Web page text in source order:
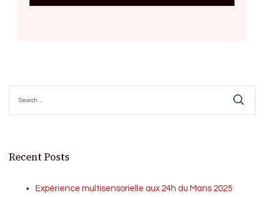
for:
Recent Posts
Expérience multisensorielle aux 24h du Mans 2025